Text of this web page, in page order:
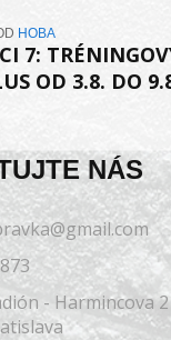
HOBA
7:
OD 3.8. DO
NÁS
- Harmincova 2